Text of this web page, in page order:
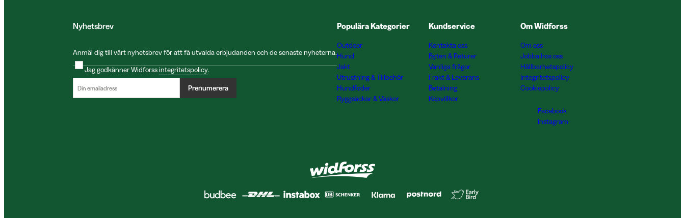
Nyhetsbrev
Anmäl dig till vårt nyhetsbrev för att få utvalda erbjudanden och de senaste nyheterna.
Jag godkänner Widforssintegritetspolicy.
Prenumerera
Populära Kategorier
Outdoor
Hund
Jakt
Utrustning & Tillbehör
Hundfoder
Ryggsäckar & Väskor
Kundservice
Kontakta oss
Byten & Returer
Vanliga frågor
Frakt & Leverans
Betalning
Köpvillkor
Om Widforss
Om oss
Jobba hos oss
Hållbarhetspolicy
Integritetspolicy
Cookiepolicy
Facebook
Instagram